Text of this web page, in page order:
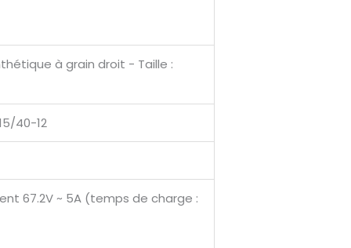
à grain droit - Taille :
40-12
67.2V ~ 5A (temps de charge :